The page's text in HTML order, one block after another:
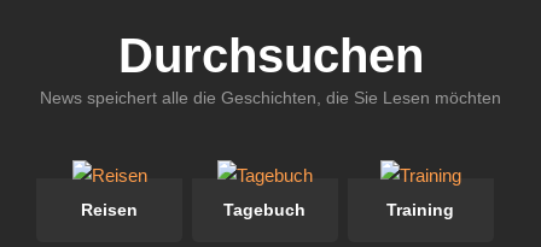
Durchsuchen
News speichert alle die Geschichten, die Sie Lesen möchten
Reisen Tagebuch Training